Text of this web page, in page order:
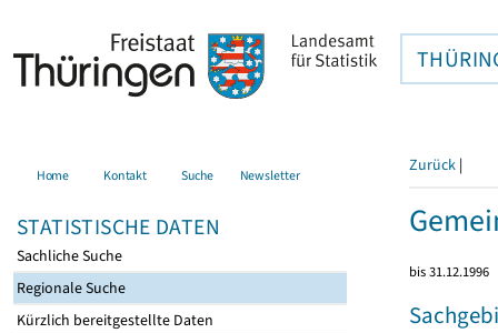
Home Kontakt Suche Newsletter
STATISTISCHE DATEN
Sachliche Suche
Regionale Suche
Kürzlich bereitgestellte Daten
Zurück |
bis 31.12.1996